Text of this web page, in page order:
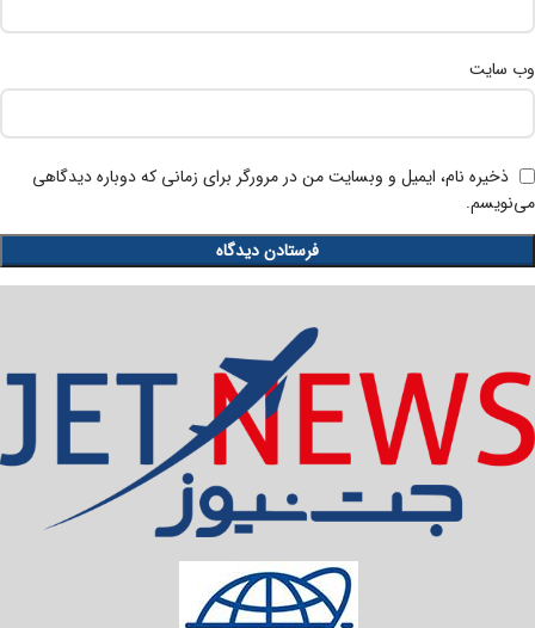
وب‌ سایت
ذخیره نام، ایمیل و وبسایت من در مرورگر برای زمانی که دوباره دیدگاهی
می‌نویسم.